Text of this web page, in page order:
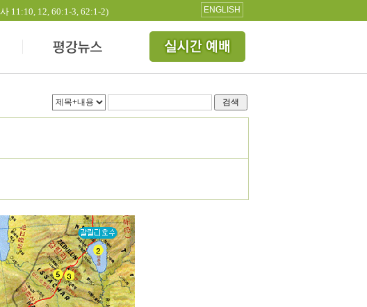
11:10, 12, 60:1-3, 62:1-2) ENGLISH
검색